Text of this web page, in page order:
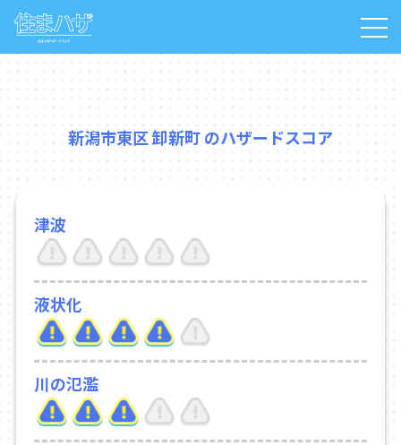
新潟市東区 卸新町 のハザードスコア
津波
液状化
川の氾濫